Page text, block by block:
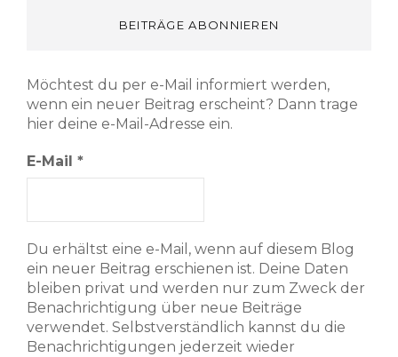
BEITRÄGE ABONNIEREN
Möchtest du per e-Mail informiert werden,
wenn ein neuer Beitrag erscheint? Dann trage
hier deine e-Mail-Adresse ein.
E-Mail *
Du erhältst eine e-Mail, wenn auf diesem Blog
ein neuer Beitrag erschienen ist. Deine Daten
bleiben privat und werden nur zum Zweck der
Benachrichtigung über neue Beiträge
verwendet. Selbstverständlich kannst du die
Benachrichtigungen jederzeit wieder